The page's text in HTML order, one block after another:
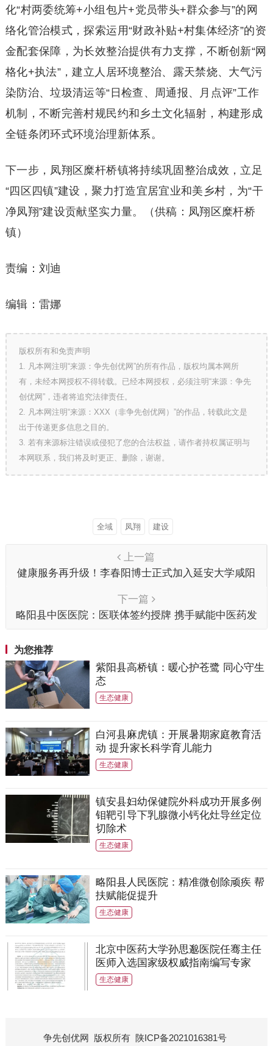
化“村两委统筹+小组包片+党员带头+群众参与”的网
络化管治模式，探索运用“财政补贴+村集体经济”的资
金配套保障，为长效整治提供有力支撑，不断创新“网
格化+执法”，建立人居环境整治、露天禁烧、大气污
染防治、垃圾清运等“日检查、周通报、月点评”工作
机制，不断完善村规民约和乡土文化辐射，构建形成
全链条闭环式环境治理新体系。
下一步，凤翔区糜杆桥镇将持续巩固整治成效，立足
“四区四镇”建设，聚力打造宜居宜业和美乡村，为“干
净凤翔”建设贡献坚实力量。（供稿：凤翔区糜杆桥
镇）
责编：刘迪
编辑：雷娜
版权所有和免责声明
1. 凡本网注明“来源：争先创优网”的所有作品，版权均属本网所
有，未经本网授权不得转载。已经本网授权，必须注明“来源：争先
创优网”，违者将追究法律责任。
2. 凡本网注明“来源：XXX（非争先创优网）”的作品，转载此文是
出于传递更多信息之目的。
3. 若有来源标注错误或侵犯了您的合法权益，请作者持权属证明与
本网联系，我们将及时更正、删除，谢谢。
全域 凤翔 建设
上一篇
健康服务再升级！李春阳博士正式加入延安大学咸阳
下一篇
略阳县中医医院：医联体签约授牌 携手赋能中医药发
为您推荐
紫阳县高桥镇：暖心护苍鹭 同心守生
态
生态健康
白河县麻虎镇：开展暑期家庭教育活
动 提升家长科学育儿能力
生态健康
镇安县妇幼保健院外科成功开展多例
钼靶引导下乳腺微小钙化灶导丝定位
切除术
生态健康
略阳县人民医院：精准微创除顽疾 帮
扶赋能促提升
生态健康
北京中医药大学孙思邈医院任骞主任
医师入选国家级权威指南编写专家
生态健康
争先创优网 版权所有 陕ICP备2021016381号